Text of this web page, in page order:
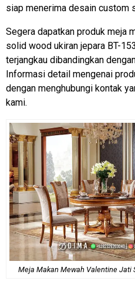
siap menerima desain custom
Segera dapatkan produk meja
solid wood ukiran jepara BT-
terjangkau dibandingkan
Informasi detail mengenai
dengan menghubungi kontak
kami.
Meja Makan Mewah Valentine Jati